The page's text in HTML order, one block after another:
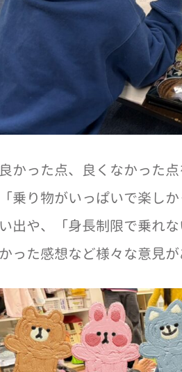
良かった点、良くなかった
「乗り物がいっぱいで楽し
い出や、「身長制限で乗れ
かった感想など様々な意見